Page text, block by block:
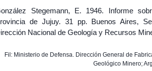
Stegemann, E. 1946. Informe
de Jujuy. 31 pp. Buenos Aires,
Nacional de Geología y Recursos
Fil: Ministerio de Defensa. Dirección General de
Geológico Minero;